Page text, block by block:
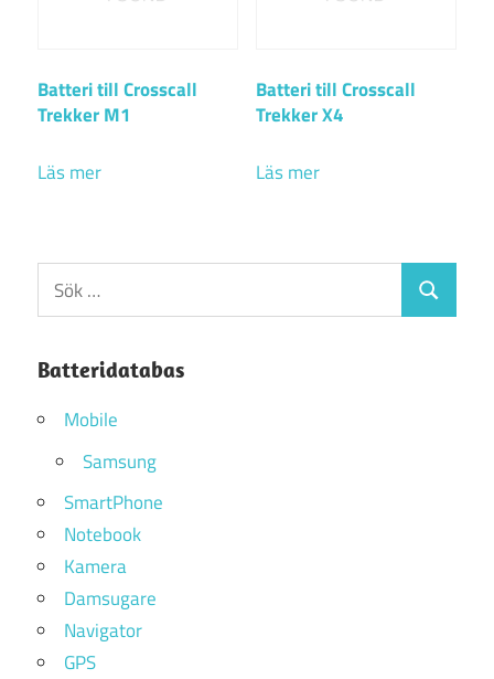
Batteri till Crosscall
Trekker M1
Läs mer
Batteri till Crosscall
Trekker X4
Läs mer
Sök
efter:
Sök
Batteridatabas
Mobile
Samsung
SmartPhone
Notebook
Kamera
Damsugare
Navigator
GPS